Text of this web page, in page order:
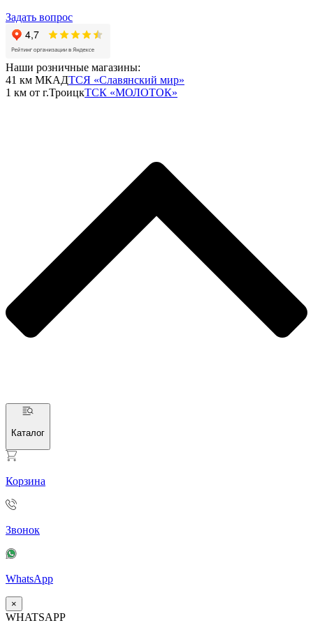
Задать вопрос
Наши розничные магазины:
41 км МКАДТСЯ «Славянский мир»
1 км от г.ТроицкТСК «МОЛОТОК»
Каталог
Корзина
Звонок
WhatsApp
×
WHATSAPP